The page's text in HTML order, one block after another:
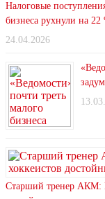
Налоговые
бизнеса рухнули на 22
24.04.2026
Старший тренер АКМ: